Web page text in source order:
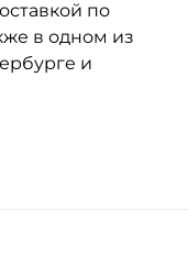
по
в одном из
и